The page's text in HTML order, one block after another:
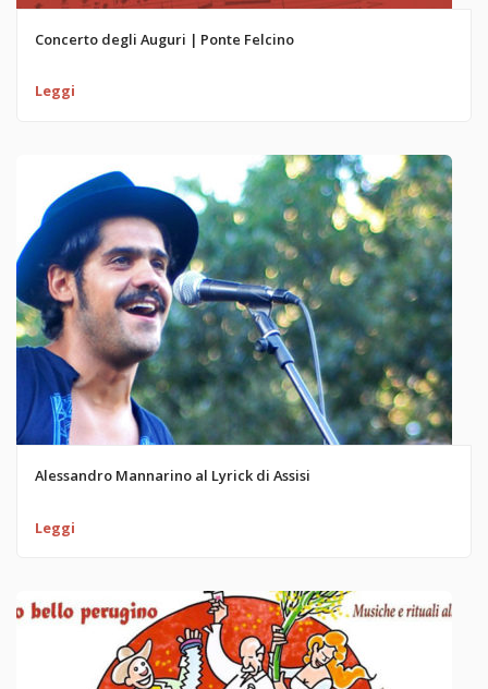
Concerto degli Auguri | Ponte Felcino
Leggi
Alessandro Mannarino al Lyrick di Assisi
Leggi